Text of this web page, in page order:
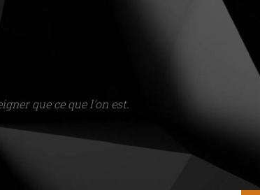
que ce que l'on est.